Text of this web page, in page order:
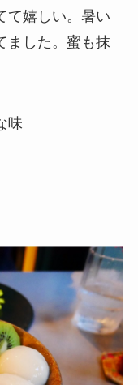
て嬉しい。暑い
ました。蜜も抹
味